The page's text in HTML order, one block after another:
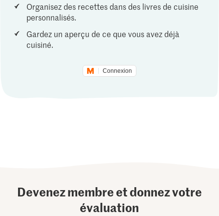
Organisez des recettes dans des livres de cuisine
personnalisés.
Gardez un aperçu de ce que vous avez déjà
cuisiné.
Connexion
Devenez membre et donnez votre
évaluation